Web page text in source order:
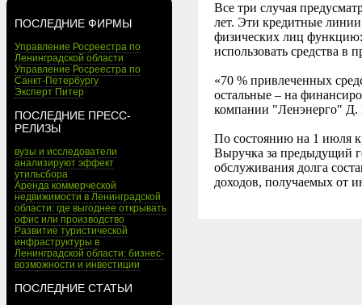
ПОСЛЕДНИЕ ФИРМЫ
Управление Росреестра по
Ленинградской области
Управление Росреестра по
Санкт-Петербургу
Эксперт Питер
ПОСЛЕДНИЕ ПРЕСС-
РЕЛИЗЫ
вузы и исследователи
анализируют эффект
утильсбора
Аренда коммерческой
недвижимости в Ленинградской
области: где выгоднее открывать
офис или производство
Развитие туристической
инфраструктуры в
Ленинградской области: бизнес-
возможности и инвестиции
ПОСЛЕДНИЕ СТАТЬИ
Все три случая
лет. Эти кредитные
физических лиц
использовать средства в
«70 % привлеченных
остальные – на
компании "Ленэнерго"
По состоянию на 1 июля
Выручка за предыдущий
обслуживания долга
доходов, получаемых от